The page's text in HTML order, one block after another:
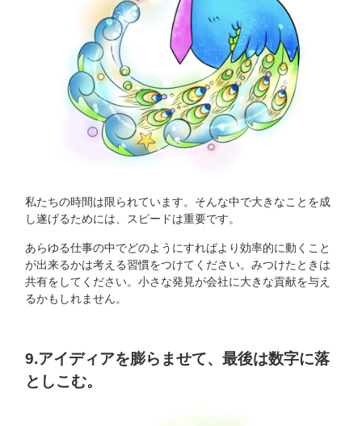
私たちの時間は限られています。そんな中で大きなことを成
し遂げるためには、スピードは重要です。
あらゆる仕事の中でどのようにすればより効率的に動くこと
が出来るかは考える習慣をつけてください。みつけたときは
共有をしてください。小さな発見が会社に大きな貢献を与え
るかもしれません。
9.アイディアを膨らませて、最後は数字に落
としこむ。